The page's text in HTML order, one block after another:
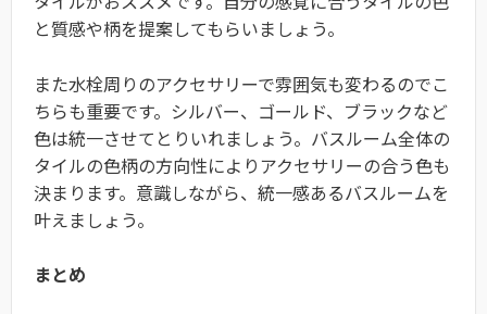
と質感や柄を提案してもらいましょう。
また水栓周りのアクセサリーで雰囲気も変わるのでこ
ちらも重要です。シルバー、ゴールド、ブラックなど
色は統一させてとりいれましょう。バスルーム全体の
タイルの色柄の方向性によりアクセサリーの合う色も
決まります。意識しながら、統一感あるバスルームを
叶えましょう。
まとめ